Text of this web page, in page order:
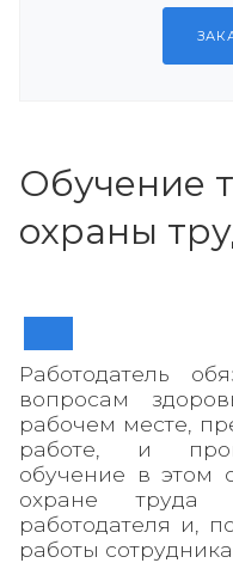
Обучение
охраны
Работодатель
вопросам
рабочем месте,
работе, и
обучение в этом
охране труда
работодателя и,
работы сотрудника.